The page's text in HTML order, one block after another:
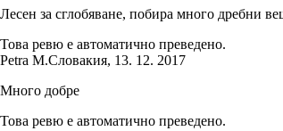
Лесен за сглобяване, побира много дребни
Това ревю е автоматично преведено.
Petra M.Словакия, 13. 12. 2017
Много добре
Това ревю е автоматично преведено.